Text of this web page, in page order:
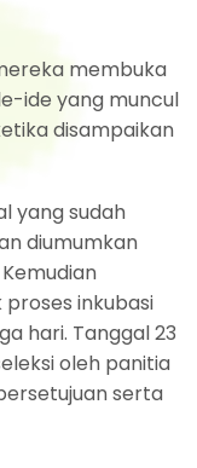
membuka
ide yang muncul
disampaikan
yang sudah
diumumkan
inkubasi
hari. Tanggal 23
oleh panitia
serta